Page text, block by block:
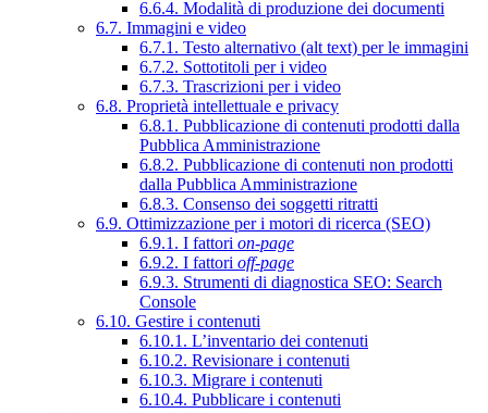
6.6.4. Modalità di produzione dei documenti
6.7. Immagini e video
6.7.1. Testo alternativo (alt text) per le immagini
6.7.2. Sottotitoli per i video
6.7.3. Trascrizioni per i video
6.8. Proprietà intellettuale e privacy
6.8.1. Pubblicazione di contenuti prodotti dalla
Pubblica Amministrazione
6.8.2. Pubblicazione di contenuti non prodotti
dalla Pubblica Amministrazione
6.8.3. Consenso dei soggetti ritratti
6.9. Ottimizzazione per i motori di ricerca (SEO)
6.9.1. I fattori on-page
6.9.2. I fattori off-page
6.9.3. Strumenti di diagnostica SEO: Search
Console
6.10. Gestire i contenuti
6.10.1. L’inventario dei contenuti
6.10.2. Revisionare i contenuti
6.10.3. Migrare i contenuti
6.10.4. Pubblicare i contenuti